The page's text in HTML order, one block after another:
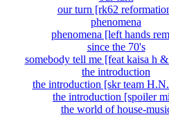
our turn [rk62
phenomena
phenomena [left hands
since the 70's
somebody tell me [feat kaisa h
the introduction
the introduction [skr team
the introduction [spoiler
the world of house-